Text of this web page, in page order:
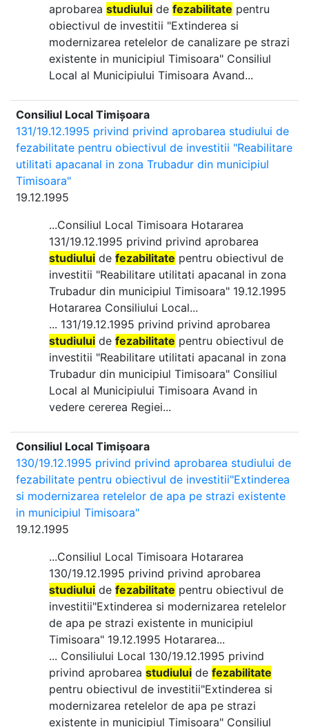
aprobarea studiului de fezabilitate pentru
obiectivul de investitii "Extinderea si
modernizarea retelelor de canalizare pe strazi
existente in municipiul Timisoara" Consiliul
Local al Municipiului Timisoara Avand...
Consiliul Local Timișoara
131/19.12.1995 privind privind aprobarea studiului de
fezabilitate pentru obiectivul de investitii "Reabilitare
utilitati apacanal in zona Trubadur din municipiul
Timisoara"
19.12.1995
...Consiliul Local Timisoara Hotararea
131/19.12.1995 privind privind aprobarea
studiului de fezabilitate pentru obiectivul de
investitii "Reabilitare utilitati apacanal in zona
Trubadur din municipiul Timisoara" 19.12.1995
Hotararea Consiliului Local...
... 131/19.12.1995 privind privind aprobarea
studiului de fezabilitate pentru obiectivul de
investitii "Reabilitare utilitati apacanal in zona
Trubadur din municipiul Timisoara" Consiliul
Local al Municipiului Timisoara Avand in
vedere cererea Regiei...
Consiliul Local Timișoara
130/19.12.1995 privind privind aprobarea studiului de
fezabilitate pentru obiectivul de investitii"Extinderea
si modernizarea retelelor de apa pe strazi existente
in municipiul Timisoara"
19.12.1995
...Consiliul Local Timisoara Hotararea
130/19.12.1995 privind privind aprobarea
studiului de fezabilitate pentru obiectivul de
investitii"Extinderea si modernizarea retelelor
de apa pe strazi existente in municipiul
Timisoara" 19.12.1995 Hotararea...
... Consiliului Local 130/19.12.1995 privind
privind aprobarea studiului de fezabilitate
pentru obiectivul de investitii"Extinderea si
modernizarea retelelor de apa pe strazi
existente in municipiul Timisoara" Consiliul